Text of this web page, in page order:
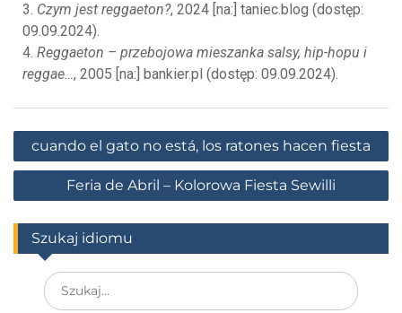
3. Czym jest reggaeton?, 2024 [na:] taniec.blog (dostęp:
09.09.2024).
4. Reggaeton – przebojowa mieszanka salsy, hip-hopu i
reggae…, 2005 [na:] bankier.pl (dostęp: 09.09.2024).
cuando el gato no está, los ratones hacen fiesta
Feria de Abril – Kolorowa Fiesta Sewilli
Szukaj idiomu